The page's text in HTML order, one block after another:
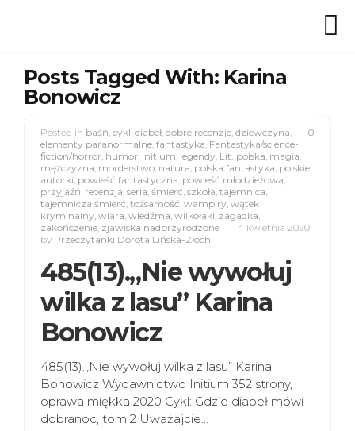
Posts Tagged With: Karina
Bonowicz
0
Posted in baśń, cykl, diabeł, dobre recenzje, dziewczyna,
elementy paranormalne, fantastyka, Fantastyka/science-
fiction/horror, humor, Initium, legendy, Lit. polska, magia,
mężczyzna, morderstwo, natura, polska fantastyka, polskie
autorki, powieść fantastyczna, powieść młodzieżowa,
przyjaźń, recenzja, seria, śmierć, szkoła, tajemnica,
tajemnicza śmierć, tożsamość, wampiry, wątek
kryminalny, wiara, wiedźma, wilkołaki, zagadka,
zakończenie, zjawiska nadprzyrodzone
4 kwietnia 2020
by Przeczytanki Dorota Lińska-Złoch
485(13).„Nie wywołuj
wilka z lasu” Karina
Bonowicz
485(13).„Nie wywołuj wilka z lasu” Karina
Bonowicz Wydawnictwo Initium 352 strony,
oprawa miękka 2020 Cykl: Gdzie diabeł mówi
dobranoc, tom 2 Uważajcie…